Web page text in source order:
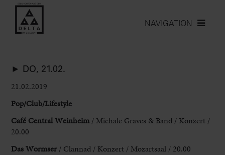
NAVIGATION
► DO, 21.02.
21.02.2019
Pop/Club/Lifestyle
Café Central Weinheim / Michale Graves & Band / Konzert /
20.00
Das Wormser / Clannad / Konzert / Mozartsaal / 20.00